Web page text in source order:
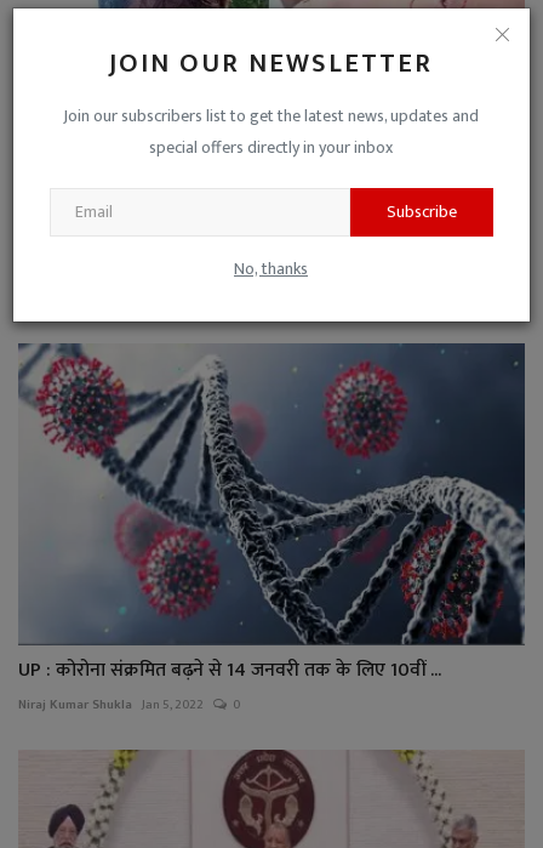
JOIN OUR NEWSLETTER
Join our subscribers list to get the latest news, updates and
special offers directly in your inbox
Subscribe
No, thanks
खेत पर काम कर रहे किसान पर तेंदुए का हमला ! वन विभाग के...
UP : कोरोना संक्रमित बढ़ने से 14 जनवरी तक के लिए 10वीं ...
Niraj Kumar Shukla Jan 5, 2022 0